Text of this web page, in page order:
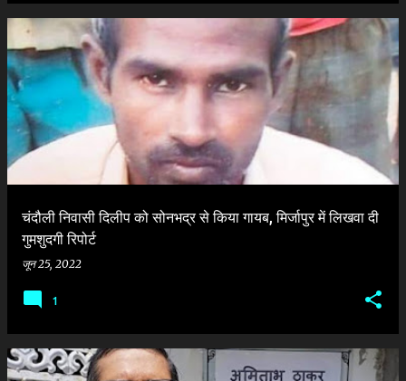
चंदौली निवासी दिलीप को सोनभद्र से किया गायब, मिर्जापुर में लिखवा दी
गुमशुदगी रिपोर्ट
जून 25, 2022
1